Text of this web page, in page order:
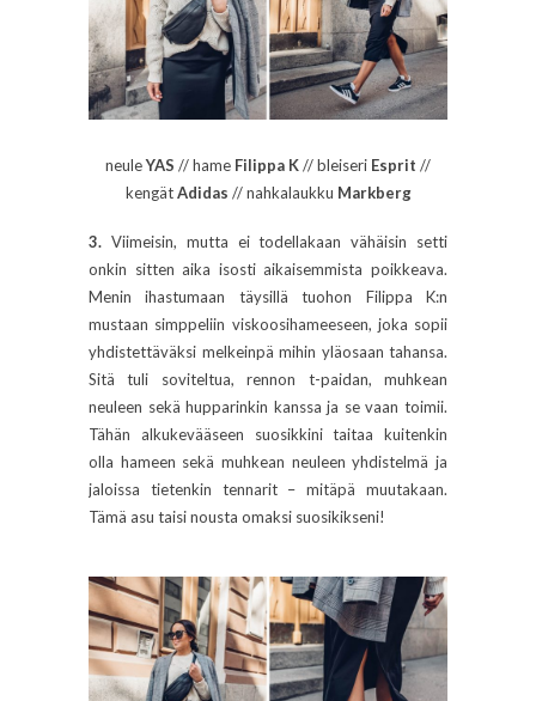
neuleYAS // hame Filippa K// bleiseri Esprit //
kengätAdidas // nahkalaukku Markberg
3. Viimeisin, mutta ei todellakaan vähäisin setti
onkin sitten aika isosti aikaisemmista poikkeava.
Menin ihastumaan täysillä tuohon Filippa K:n
mustaan simppeliin viskoosihameeseen, joka sopii
yhdistettäväksi melkeinpä mihin yläosaan tahansa.
Sitä tuli soviteltua, rennon t-paidan, muhkean
neuleen sekä hupparinkin kanssa ja se vaan toimii.
Tähän alkukevääseen suosikkini taitaa kuitenkin
olla hameen sekä muhkean neuleen yhdistelmä ja
jaloissa tietenkin tennarit – mitäpä muutakaan.
Tämä asu taisi nousta omaksi suosikikseni!